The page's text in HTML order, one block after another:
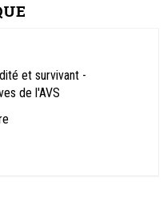
et survivant -
de l'AVS